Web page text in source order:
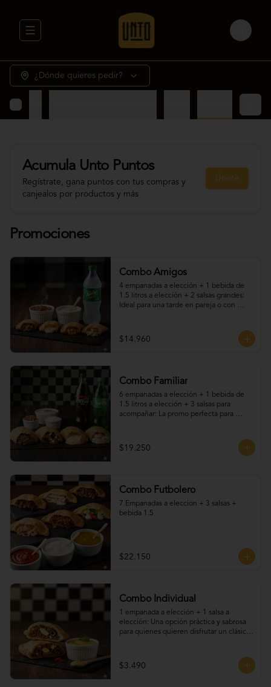
Abrir menu de navegación Login
¿Dónde quieres pedir?
y Mar
Acumula Unto Puntos
Regístrate, gana puntos con tus compras y
canjealos por productos y más
Únete
Promociones
Combo Amigos
4 empanadas a elección + 1 bebida de
1.5 litros a elección + 2 salsas grandes:
Ideal para una tarde en pareja o con
con nuestras deliciosas salsas caseras.
Una promo práctica, sabrosa y perfecta
$14.960
Combo Familiar
6 empanadas a elección + 1 bebida de
1.5 litros a elección + 3 salsas para
acompañar: La promo perfecta para
horno—, acompáñalas con una bebida
helada y nuestras irresistibles salsas
$19.250
Combo Futbolero
7 Empanadas a eleccion + 3 salsas +
bebida 1.5
$22.150
Combo Individual
1 empanada a elección + 1 salsa a
elección: Una opción práctica y sabrosa
para quienes quieren disfrutar un clásico
de nuestras salsas caseras. Ideal para una
pausa rápida o un snack lleno de sabor.
$3.490